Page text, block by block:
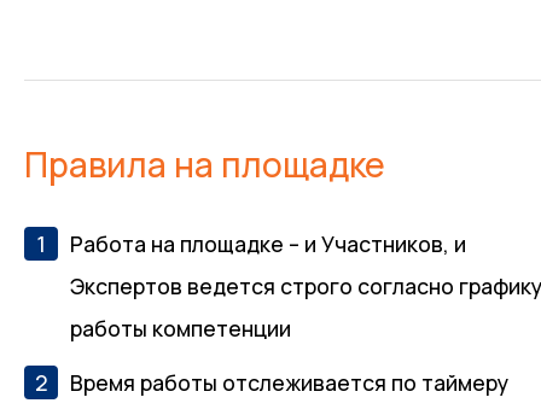
Правила на площадке
Работа на площадке – и Участников, и
Экспертов ведется строго согласно
работы компетенции
Время работы отслеживается по таймеру